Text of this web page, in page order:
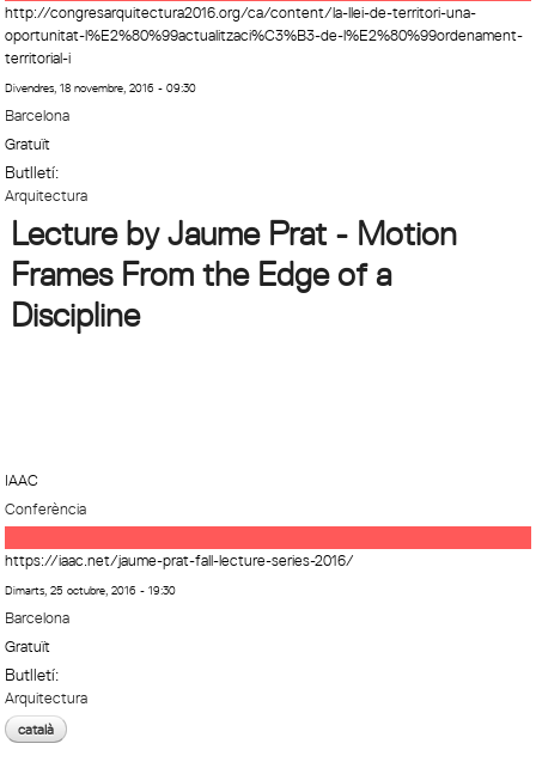
http://congresarquitectura2016.org/ca/content/la-llei-de-territori-una-
oportunitat-l%E2%80%99actualitzaci%C3%B3-de-l%E2%80%99ordenament-
territorial-i
Divendres, 18 novembre, 2016 - 09:30
Barcelona
Gratuït
Butlletí:
Arquitectura
Lecture by Jaume Prat - Motion
Frames From the Edge of a
Discipline
IAAC
Conferència
https://iaac.net/jaume-prat-fall-lecture-series-2016/
Dimarts, 25 octubre, 2016 - 19:30
Barcelona
Gratuït
Butlletí:
Arquitectura
català